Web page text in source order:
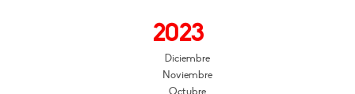
2023
Diciembre
Noviembre
Octubre